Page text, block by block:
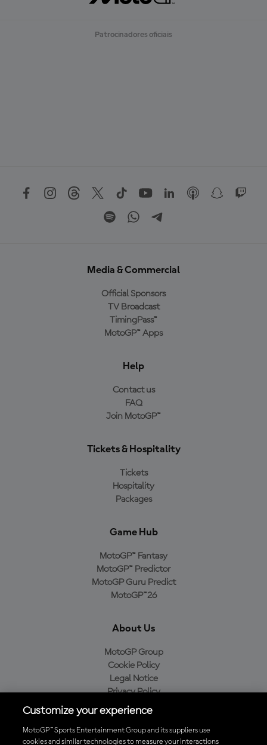
Patrocinadores oficiais
Media & Commercial
Official Sponsors
TV Broadcast
TimingPass™
MotoGP™ Apps
Help
Contact us
FAQ
Join MotoGP™
Tickets & Hospitality
Tickets
Hospitality
Packages
Game Hub
MotoGP™ Fantasy
MotoGP™ Predictor
MotoGP Guru Predict
MotoGP™26
About Us
MotoGP Group
Cookie Policy
Legal Notice
Privacy Policy
Purchase Policy
Customize your experience
MotoGP™ Sports Entertainment Group and its suppliers use
cookies and similar technologies to measure your interactions